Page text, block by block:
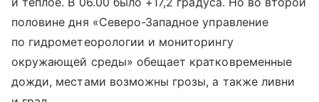
половине дня «Северо-Западное управление
по гидрометеорологии и мониторингу
окружающей среды» обещает кратковременные
дожди, местами возможны грозы, а также ливни